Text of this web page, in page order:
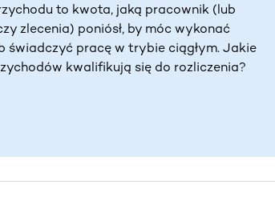
to kwota, jaką pracownik (lub
zlecenia) poniósł, by móc wykonać
świadczyć pracę w trybie ciągłym. Jakie
kwalifikują się do rozliczenia?